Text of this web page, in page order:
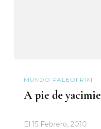
MUNDO PALEOFRIKI
A pie de
El 15 Febrero, 2010